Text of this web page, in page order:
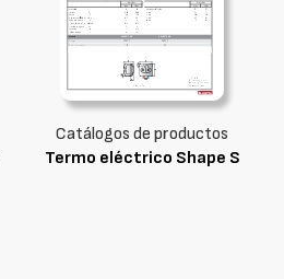
Catálogos de productos
Termo eléctrico Shape S